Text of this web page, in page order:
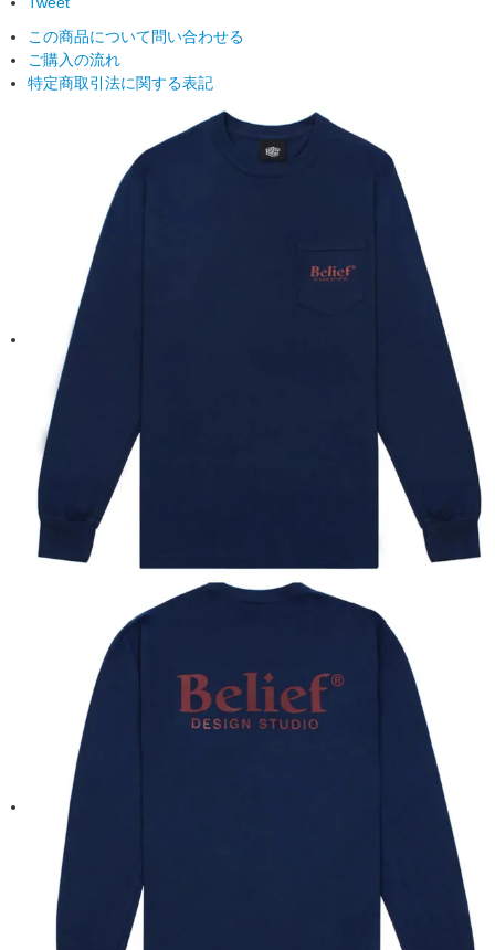
この商品について問い合わせる
ご購入の流れ
特定商取引法に関する表記